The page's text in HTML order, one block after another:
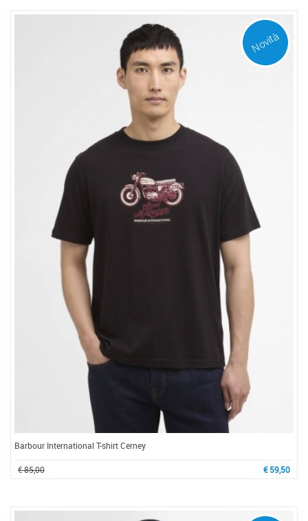
Novità
Barbour International T-shirt Cerney
€ 85,00 € 59,50